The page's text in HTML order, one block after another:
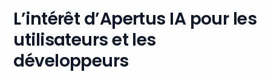
L’intérêt d’Apertus IA pour les
utilisateurs et les
développeurs